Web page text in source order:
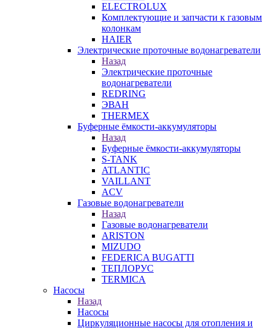
ELECTROLUX
Комплектующие и запчасти к газовым
колонкам
HAIER
Электрические проточные водонагреватели
Назад
Электрические проточные
водонагреватели
REDRING
ЭВАН
THERMEX
Буферные ёмкости-аккумуляторы
Назад
Буферные ёмкости-аккумуляторы
S-TANK
ATLANTIC
VAILLANT
ACV
Газовые водонагреватели
Назад
Газовые водонагреватели
ARISTON
MIZUDO
FEDERICA BUGATTI
ТЕПЛОРУС
TERMICA
Насосы
Назад
Насосы
Циркуляционные насосы для отопления и